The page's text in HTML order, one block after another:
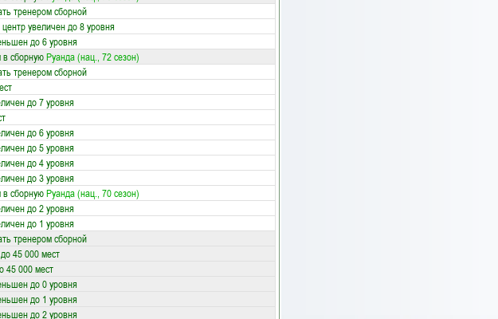
тренером сборной
увеличен до 8 уровня
до 6 уровня
в сборнуюРуанда (нац., 72 сезон)
тренером сборной
до 7 уровня
до 6 уровня
до 5 уровня
до 4 уровня
до 3 уровня
в сборнуюРуанда (нац., 70 сезон)
до 2 уровня
до 1 уровня
тренером сборной
45 000 мест
45 000 мест
до 0 уровня
до 1 уровня
до 2 уровня